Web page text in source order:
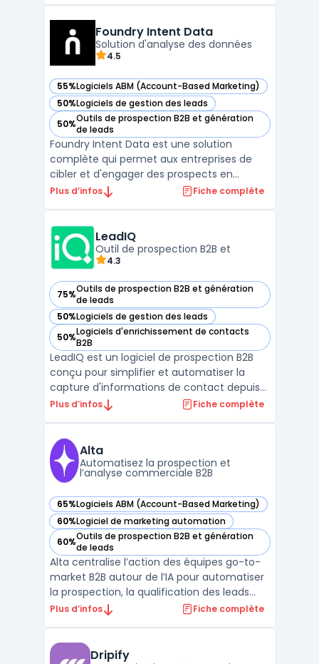
de suivre les interactions et d'analyser les
perf ...
Foundry Intent Data
Solution d'analyse des données
4.5
55%Logiciels ABM (Account-Based Marketing)
— voir Foundry Intent Data dans cette catégorie
50%Logiciels de gestion des leads
— voir Foundry Intent Data dans cette catégorie
50%Outils de prospection B2B et génération
de leads
— voir Foundry Intent Data dans cette catégorie
Foundry Intent Data est une solution
complète qui permet aux entreprises de
cibler et d'engager des prospects en
analysant leurs comportements d'achat
multiples sources, telles que le web public,
les médias sociaux, ...
Plus d’infos Fiche complète
LeadIQ
Outil de prospection B2B et
4.3
75%Outils de prospection B2B et génération
de leads
— voir LeadIQ dans cette catégorie
50%Logiciels de gestion des leads
— voir LeadIQ dans cette catégorie
50%Logiciels d'enrichissement de contacts
B2B
— voir LeadIQ dans cette catégorie
LeadIQ est un logiciel de prospection B2B
conçu pour simplifier et automatiser la
capture d'informations de contact depuis
des sources comme LinkedIn Sales
HubSpot, permettant aux équipes
commerciales d'enrichir ...
Plus d’infos Fiche complète
Alta
Automatisez la prospection et
l’analyse commerciale B2B
65%Logiciels ABM (Account-Based Marketing)
— voir Alta dans cette catégorie
60%Logiciel de marketing automation
— voir Alta dans cette catégorie
60%Outils de prospection B2B et génération
de leads
— voir Alta dans cette catégorie
Alta centralise l’action des équipes go-to-
market B2B autour de l’IA pour automatiser
la prospection, la qualification des leads
entrants et l’analyse des revenus dans un
et les directions RevOps confrontées à
Plus d’infos Fiche complète
Dripify